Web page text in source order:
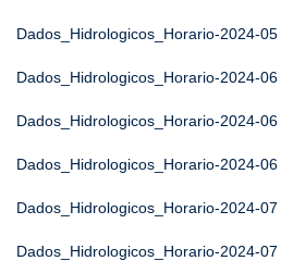
Dados_Hidrologicos_Horario-2024-05
Dados_Hidrologicos_Horario-2024-06
Dados_Hidrologicos_Horario-2024-06
Dados_Hidrologicos_Horario-2024-06
Dados_Hidrologicos_Horario-2024-07
Dados_Hidrologicos_Horario-2024-07